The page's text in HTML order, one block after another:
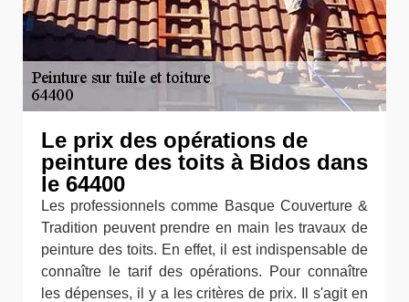
Le prix des opérations de
peinture des toits à Bidos dans
le 64400
Les professionnels comme Basque Couverture &
Tradition peuvent prendre en main les travaux de
peinture des toits. En effet, il est indispensable de
connaître le tarif des opérations. Pour connaître
les dépenses, il y a les critères de prix. Il s'agit en